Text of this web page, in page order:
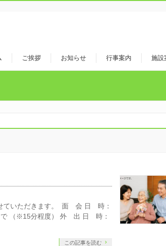
ご挨拶 お知らせ 行事案内 施設
ていただきます。 面 会 日 時：
で （※15分程度） 外 出 日 時：
この記事を読む